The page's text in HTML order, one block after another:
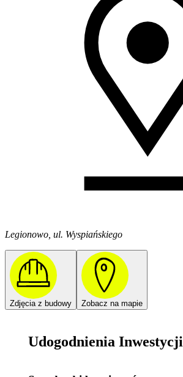
Legionowo, ul. Wyspiańskiego
Zdjęcia z budowy Zobacz na mapie
Udogodnienia Inwestycji